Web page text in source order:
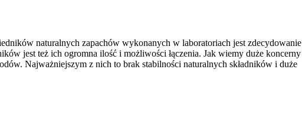
naturalnych zapachów wykonanych w laboratoriach jest zdecydowanie
jest też ich ogromna ilość i możliwości łączenia. Jak wiemy duże koncerny
Najważniejszym z nich to brak stabilności naturalnych składników i duże